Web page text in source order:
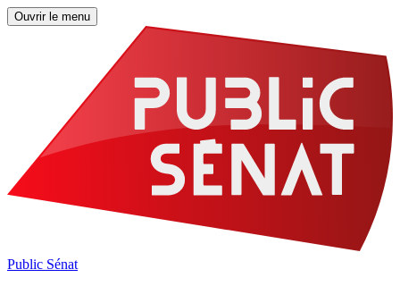
Ouvrir le menu
Public Sénat